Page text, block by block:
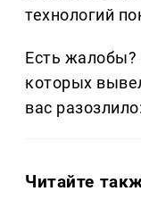
технологий
Есть
которых
вас
Читайте